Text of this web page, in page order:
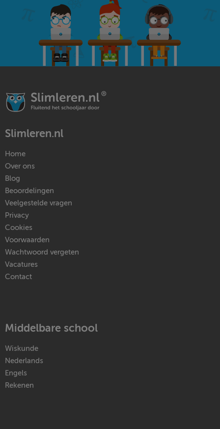
Slimleren.nl
Home
Over ons
Blog
Beoordelingen
Veelgestelde vragen
Privacy
Cookies
Voorwaarden
Wachtwoord vergeten
Vacatures
Contact
Middelbare school
Wiskunde
Nederlands
Engels
Rekenen